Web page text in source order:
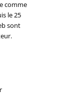
comme
le 25
sont